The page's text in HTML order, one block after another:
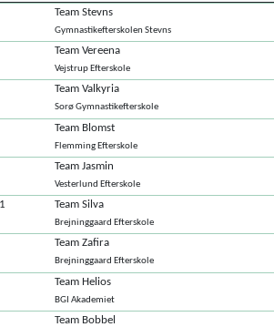
Team Stevns
Gymnastikefterskolen Stevns
Team Vereena
Vejstrup Efterskole
Team Valkyria
Sorø Gymnastikefterskole
Team Blomst
Flemming Efterskole
Team Jasmin
Vesterlund Efterskole
Team Silva
Brejninggaard Efterskole
Team Zafira
Brejninggaard Efterskole
Team Helios
BGI Akademiet
Team Bobbel